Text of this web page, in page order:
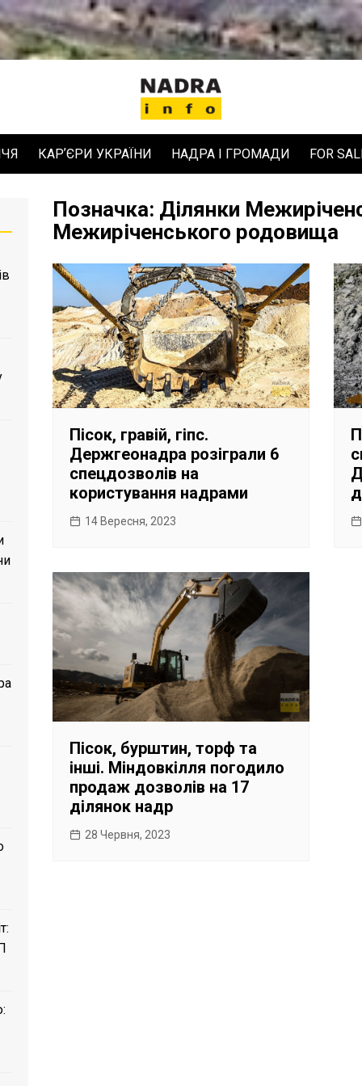
КАРʼЄРИ УКРАЇНИ НАДРА І ГРОМАДИ FOR
Позначка: Ділянки
Межиріченського родовища
Пісок, гравій, гіпс.
Держгеонадра розіграли 6
спецдозволів на
користування надрами
14 Вересня, 2023
Пісок, бурштин, торф та
інші. Міндовкілля погодило
продаж дозволів на 17
ділянок надр
28 Червня, 2023